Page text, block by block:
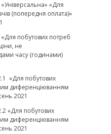
«Для
(попередня оплата)»
побутових потреб
не
часу (годинами)
«Для побутових
диференціюванням
2021
«Для побутових
диференціюванням
2021